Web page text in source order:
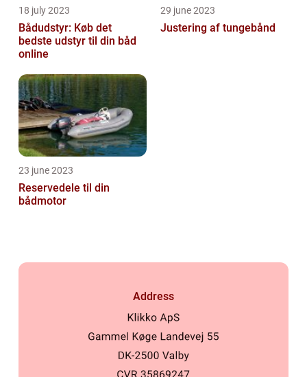
18 july 2023
Bådudstyr: Køb det
bedste udstyr til din båd
online
29 june 2023
Justering af tungebånd
23 june 2023
Reservedele til din
bådmotor
Address